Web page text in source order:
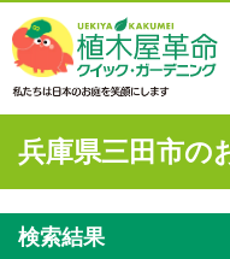
兵庫県三田市の
検索結果